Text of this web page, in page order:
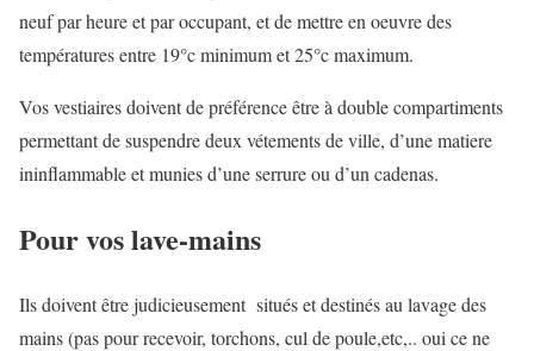
neuf par heure et par occupant, et de mettre en oeuvre des
températures entre 19°c minimum et 25°c maximum.
Vos vestiaires doivent de préférence être à double compartiments
permettant de suspendre deux vétements de ville, d’une matiere
ininflammable et munies d’une serrure ou d’un cadenas.
Pour vos lave-mains
Ils doivent être judicieusement situés et destinés au lavage des
mains (pas pour recevoir, torchons, cul de poule,etc,.. oui ce ne